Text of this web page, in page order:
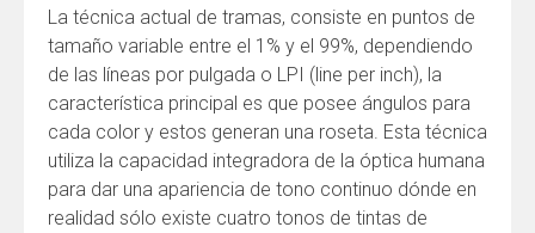
La técnica actual de tramas, consiste en puntos de
tamaño variable entre el 1% y el 99%, dependiendo
de las líneas por pulgada o LPI (line per inch), la
característica principal es que posee ángulos para
cada color y estos generan una roseta. Esta técnica
utiliza la capacidad integradora de la óptica humana
para dar una apariencia de tono continuo dónde en
realidad sólo existe cuatro tonos de tintas de